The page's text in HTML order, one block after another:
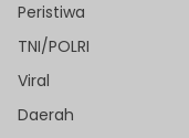
Peristiwa
TNI/POLRI
Viral
Daerah